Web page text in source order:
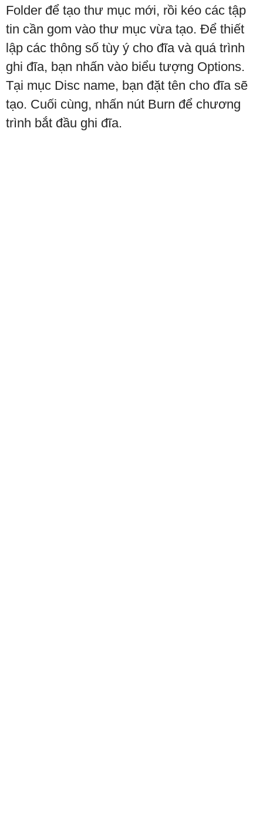
Folder để tạo thư mục mới, rồi kéo các tập
tin cần gom vào thư mục vừa tạo. Để thiết
lập các thông số tùy ý cho đĩa và quá trình
ghi đĩa, bạn nhấn vào biểu tượng Options.
Tại mục Disc name, bạn đặt tên cho đĩa sẽ
tạo. Cuối cùng, nhấn nút Burn để chương
trình bắt đầu ghi đĩa.